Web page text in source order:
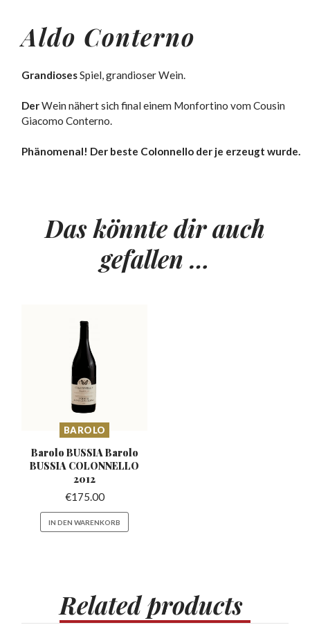
Aldo Conterno
GrandiosesSpiel, grandioser Wein.
DerWein nähert sich final einem Monfortino vom Cousin
Giacomo Conterno.
Phänomenal! Der beste Colonnello der je erzeugt wurde.
Das könnte dir auch
gefallen …
BAROLO
Barolo BUSSIA Barolo
BUSSIA COLONNELLO
2012
€175.00
IN DEN WARENKORB
Relatedproducts